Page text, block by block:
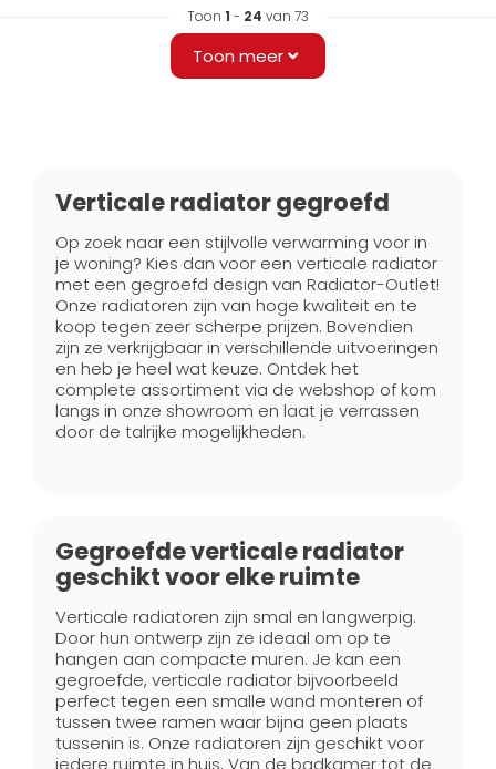
Toon 1 - 24 van 73
Toon meer
Verticale radiator gegroefd
Op zoek naar een stijlvolle verwarming voor in
je woning? Kies dan voor een verticale radiator
met een gegroefd design van Radiator-Outlet!
Onze radiatoren zijn van hoge kwaliteit en te
koop tegen zeer scherpe prijzen. Bovendien
zijn ze verkrijgbaar in verschillende uitvoeringen
en heb je heel wat keuze. Ontdek het
complete assortiment via de webshop of kom
langs in onze showroom en laat je verrassen
door de talrijke mogelijkheden.
Gegroefde verticale radiator
geschikt voor elke ruimte
Verticale radiatoren zijn smal en langwerpig.
Door hun ontwerp zijn ze ideaal om op te
hangen aan compacte muren. Je kan een
gegroefde, verticale radiator bijvoorbeeld
perfect tegen een smalle wand monteren of
tussen twee ramen waar bijna geen plaats
tussenin is. Onze radiatoren zijn geschikt voor
iedere ruimte in huis. Van de badkamer tot de